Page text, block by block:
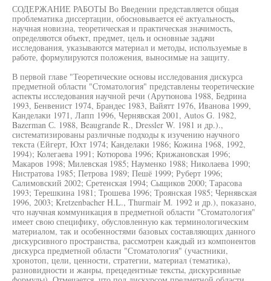
СОДЕРЖАНИЕ РАБОТЫ Во Введении представляется общая
проблематика диссертации, обосновывается её актуальность,
научная новизна, теоретическая и практическая значимость,
определяются объект, предмет, цель и основные задачи
исследования, указываются материал и методы, используемые в
работе, формулируются положения, выносимые на защиту.
В первой главе "Теоретические основы исследования дискурса
предметной области "Стоматология" представлены теоретические
аспекты исследования научной речи (Арутюнова 1988, Бедрина
1993, Бенвенист 1974, Брандес 1983, Вайятт 1976, Иванова 1999,
Канделаки 1971, Лапп 1996, Чернявская 2001, Autos G. 1982,
Bazerman С. 1988, Beaugrande R., Dressler W. 1981 и др.).,
систематизированы различные подходы к изучению научного
текста (Ейгерт, Юхт 1974; Канделаки 1986; Кожина 1968, 1992,
1994); Колегаева 1991; Котюрова 1996; Крижановская 1996;
Макаров 1998; Милевская 1985; Науменко 1988; Николаева 1990;
Нистратова 1985; Петрова 1989; Пешё 1999; Руберт 1996;
Салимовский 2002; Сретенская 1994; Сыщиков 2000; Тарасова
1993; Терешкина 1981; Трошева 1996; Троянская 1985; Чернявская
1996, 2003; Kretzenbacher H.L., Thurmair М. 1992 и др.), показано,
что научная коммуникация в предметной области "Стоматология"
имеет свою специфику, обусловленную как терминологическим
материалом, так и особенностями базовых составляющих данного
дискурсивного пространства, рассмотрен каждый из компонентов
дискурса предметной области "Стоматология" (участники,
хронотоп, цели, ценности, стратегии, материал (тематика),
разновидности и жанры, прецедентные тексты, дискурсивные